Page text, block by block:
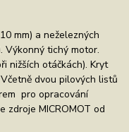
mm) a neželezných
Výkonný tichý motor.
nižších otáčkách). Kryt
dvou pilových listů
pro opracování
zdroje MICROMOT od